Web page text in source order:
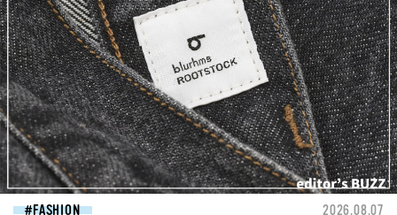
FASHION 2026.08.07